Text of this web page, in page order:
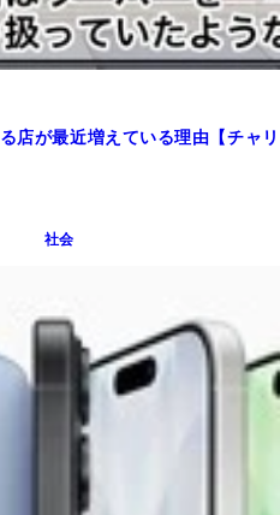
店が最近増えている理由【チャリ
社会